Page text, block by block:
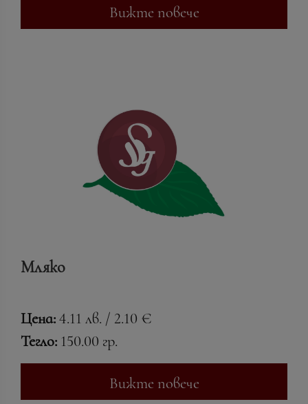
Вижте повече
Мляко
Цена:4.11 лв. / 2.10 €
Тегло: 150.00 гр.
Вижте повече